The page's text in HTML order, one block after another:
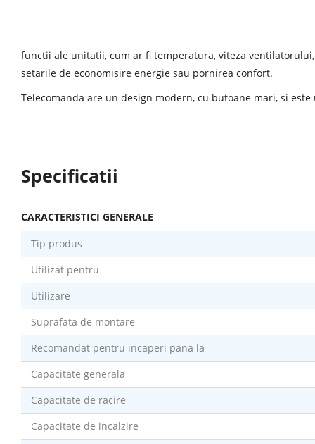
functii ale unitatii, cum ar fi temperatura, viteza
setarile de economisire energie sau pornirea confort.
Telecomanda are un design modern, cu butoane mari, si
Specificatii
CARACTERISTICI GENERALE
Tip produs
Utilizat pentru
Utilizare
Suprafata de montare
Recomandat pentru incaperi pana la
Capacitate generala
Capacitate de racire
Capacitate de incalzire